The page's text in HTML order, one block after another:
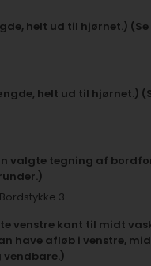
helt ud til hjørnet.) (Se
helt ud til hjørnet.)
valgte tegning af
Bordstykke 3
venstre kant til midt
have afløb i venstre,
vendbare.)